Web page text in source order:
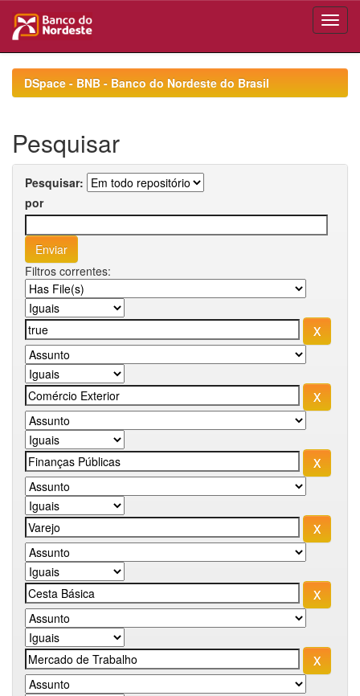
navigationDSpace - BNB - Banco do Nordeste do Brasil
Pesquisar
Pesquisar:
por
Filtros correntes: